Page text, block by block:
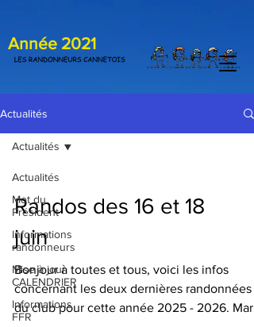
Année 2021
Actualités
Actualités
Mot du
Président
Informations
randonneurs
Mise à jour
CALENDRIER
Informations
FFR
Actualités
Randos des 16 et 18
juin
Bonjour à toutes et tous, voici les infos
concernant les deux dernières randonnées
du club pour cette année 2025 - 2026.